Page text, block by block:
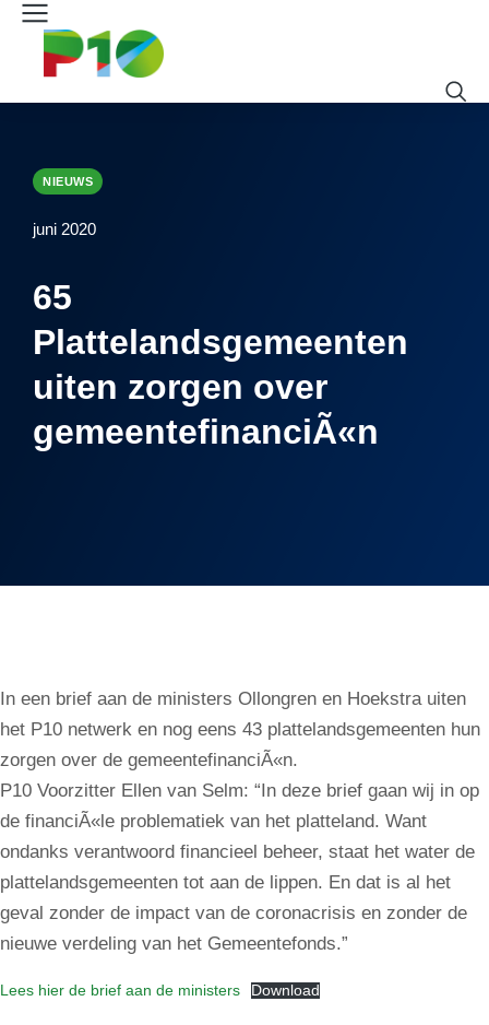
NIEUWS
juni 2020
65
Plattelandsgemeenten
uiten zorgen over
gemeentefinanciÃ«n
In een brief aan de ministers Ollongren en Hoekstra uiten
het P10 netwerk en nog eens 43 plattelandsgemeenten hun
zorgen over de gemeentefinanciÃ«n.
P10 Voorzitter Ellen van Selm: “In deze brief gaan wij in op
de financiÃ«le problematiek van het platteland. Want
ondanks verantwoord financieel beheer, staat het water de
plattelandsgemeenten tot aan de lippen. En dat is al het
geval zonder de impact van de coronacrisis en zonder de
nieuwe verdeling van het Gemeentefonds.”
Lees hier de brief aan de ministers Download